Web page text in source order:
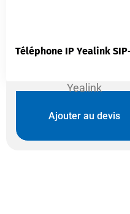
Yealink
Ajouter au devis